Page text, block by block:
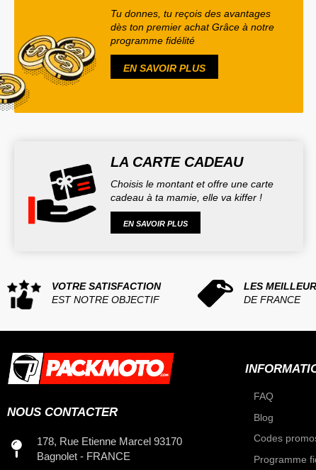
Tu donnes, tu reçois des avantages
dès ton premier achat Grâce à notre
programme fidélité
EN SAVOIR PLUS
LA CARTE CADEAU
Choisis le montant et offre une carte
cadeau à ta mamie, elle va kiffer !
EN SAVOIR PLUS
VOTRE SATISFACTION
EST NOTRE OBJECTIF
LES
DE FRANCE
NOUS CONTACTER
178, Rue Etienne Marcel 93170
Bagnolet - FRANCE
FAQ
Blog
Codes
Programme